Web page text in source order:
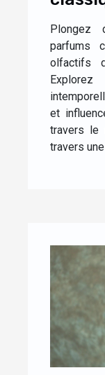
Plongez
parfums
olfactifs
et
travers le
travers